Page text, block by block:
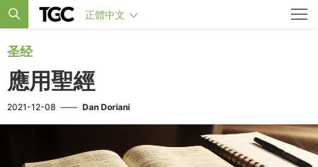
正體中文
圣经
應用聖經
2021-12-08 —— Dan Doriani